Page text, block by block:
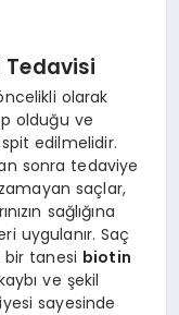
Tedavisi
olarak
olduğu ve
edilmelidir.
sonra tedaviye
saçlar,
sağlığına
uygulanır. Saç
tanesi biotin
ve şekil
sayesinde